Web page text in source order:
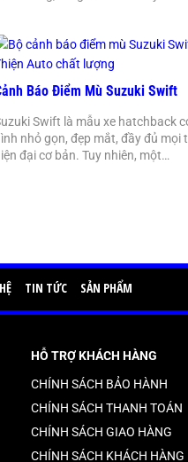
Báo Điểm Mù Suzuki Swift
Swift là mẫu xe hatchback
nhỏ gọn, đẹp mắt, đầy đủ mọi
đại cơ bản. Tuy nhiên, một…
TIN TỨC SẢN PHẨM
HỖ TRỢ KHÁCH HÀNG
CHÍNH SÁCH BẢO HÀNH
CHÍNH SÁCH THANH TOÁN
CHÍNH SÁCH GIAO HÀNG
CHÍNH SÁCH KHÁCH HÀNG